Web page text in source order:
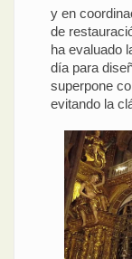
y en
de
ha evaluado
día para
superpone
evitando la